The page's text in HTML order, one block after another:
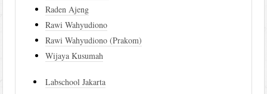
Raden Ajeng
Rawi Wahyudiono
Rawi Wahyudiono (Prakom)
Wijaya Kusumah
Labschool Jakarta